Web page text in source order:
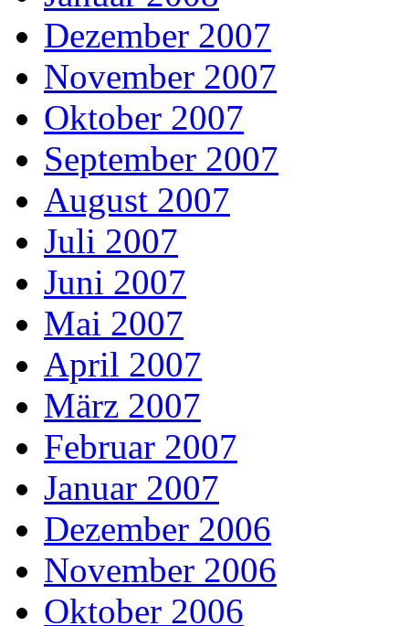
Dezember 2007
November 2007
Oktober 2007
September 2007
August 2007
Juli 2007
Juni 2007
Mai 2007
April 2007
März 2007
Februar 2007
Januar 2007
Dezember 2006
November 2006
Oktober 2006